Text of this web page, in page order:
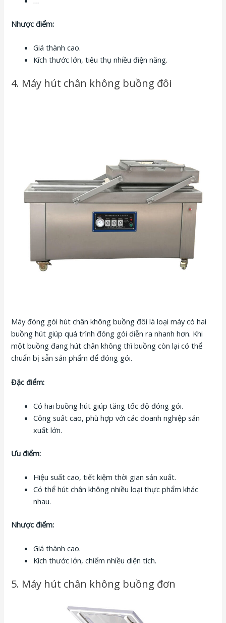
Nhược điểm:
Giá thành cao.
Kích thước lớn, tiêu thụ nhiều điện năng.
4. Máy hút chân không buồng đôi
Máy đóng gói hút chân không buồng đôi là loại máy có hai
buồng hút giúp quá trình đóng gói diễn ra nhanh hơn. Khi
một buồng đang hút chân không thì buồng còn lại có thể
chuẩn bị sẵn sản phẩm để đóng gói.
Đặc điểm:
Có hai buồng hút giúp tăng tốc độ đóng gói.
Công suất cao, phù hợp với các doanh nghiệp sản
xuất lớn.
Ưu điểm:
Hiệu suất cao, tiết kiệm thời gian sản xuất.
Có thể hút chân không nhiều loại thực phẩm khác
nhau.
Nhược điểm:
Giá thành cao.
Kích thước lớn, chiếm nhiều diện tích.
5. Máy hút chân không buồng đơn